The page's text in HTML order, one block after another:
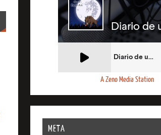
A Zeno Media Station
META